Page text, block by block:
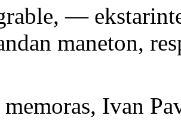
—
maneton,
Ivan